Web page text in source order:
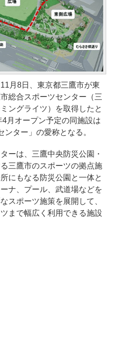
月8日、東京都三鷹市が東
総合スポーツセンター（三
ングライツ）を取得したと
月オープン予定の同施設は
ンター」の愛称となる。
ーは、三鷹中央防災公園・
三鷹市のスポーツの拠点施
にもなる防災公園と一体と
ナ、プール、武道場などを
スポーツ施策を展開して、
まで幅広く利用できる施設